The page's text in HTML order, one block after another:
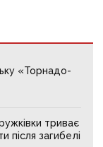
«Торнадо-
триває
після загибелі